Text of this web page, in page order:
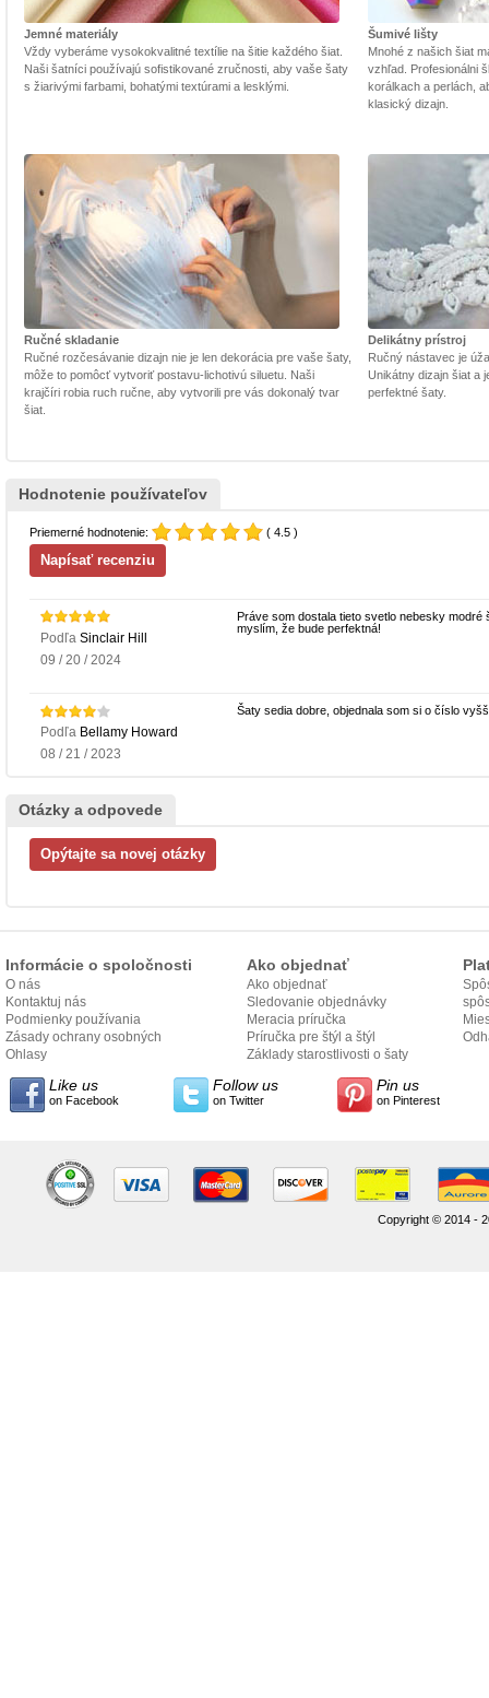
Jemné materiály
Vždy vyberáme vysokokvalitné textílie na šitie každého šiat.
Naši šatníci používajú sofistikované zručnosti, aby vaše šaty
s žiarivými farbami, bohatými textúrami a lesklými.
Šumivé lišty
Mnohé z našich šiat
vzhľad. Profesionálni
korálkach a perlách,
klasický dizajn.
Ručné skladanie
Ručné rozčesávanie dizajn nie je len dekorácia pre vaše šaty,
môže to pomôcť vytvoriť postavu-lichotivú siluetu. Naši
krajčíri robia ruch ručne, aby vytvorili pre vás dokonalý tvar
šiat.
Delikátny prístroj
Ručný nástavec je
Unikátny dizajn šiat a
perfektné šaty.
Hodnotenie používateľov
Priemerné hodnotenie: ( 4.5 )
Podľa Sinclair Hill
09 / 20 / 2024
Práve som dostala tieto svetlo nebesky
myslím, že bude perfektná!
Podľa Bellamy Howard
08 / 21 / 2023
Šaty sedia dobre, objednala som si o číslo
Otázky a odpovede
Informácie o spoločnosti
O nás
Kontaktuj nás
Podmienky používania
Zásady ochrany osobných
údajov
Ohlasy
Ako objednať
Ako objednať
Sledovanie objednávky
Meracia príručka
Príručka pre štýl a štýl
Základy starostlivosti o šaty
Like us
on Facebook
Follow us
on Twitter
Pin us
on Pinterest
Copyright © 2014 -